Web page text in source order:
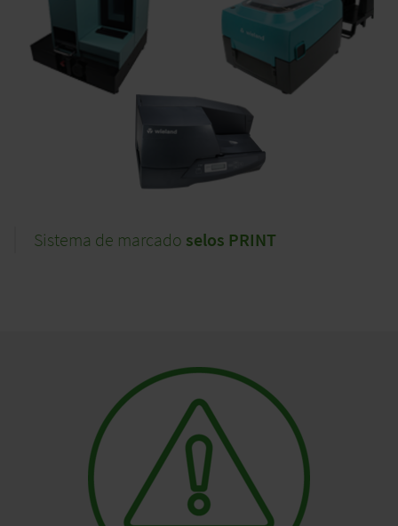
Sistema de marcado selos PRINT